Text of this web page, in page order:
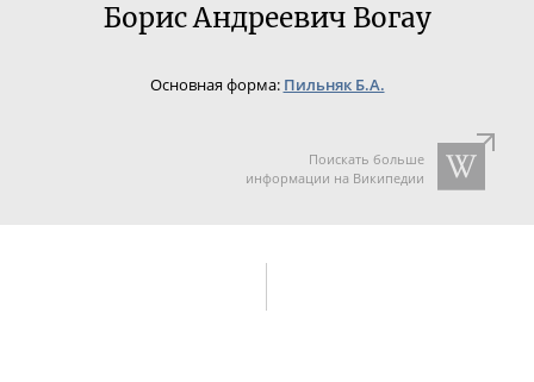
Борис Андреевич Вогау
Основная форма: Пильняк Б.А.
Поискать больше
информации на Википедии